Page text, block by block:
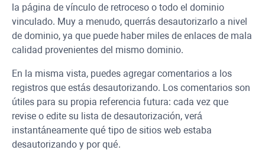
la página de vínculo de retroceso o todo el dominio
vinculado. Muy a menudo, querrás desautorizarlo a nivel
de dominio, ya que puede haber miles de enlaces de mala
calidad provenientes del mismo dominio.
En la misma vista, puedes agregar comentarios a los
registros que estás desautorizando. Los comentarios son
útiles para su propia referencia futura: cada vez que
revise o edite su lista de desautorización, verá
instantáneamente qué tipo de sitios web estaba
desautorizando y por qué.